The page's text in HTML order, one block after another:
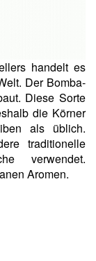
handelt es
Der Bomba-
Diese Sorte
die Körner
als üblich.
traditionelle
verwendet.
Aromen.